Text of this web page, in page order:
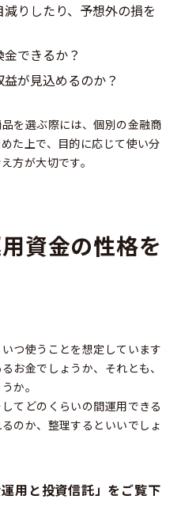
りしたり、予想外の損を
できるか？
が見込めるのか？
を選ぶ際には、個別の金融商
た上で、目的に応じて使い分
方が大切です。
資金の性格を
つ使うことを想定しています
お金でしょうか、それとも、
か。
てどのくらいの間運用できる
のか、整理するといいでしょ
用と投資信託」をご覧下